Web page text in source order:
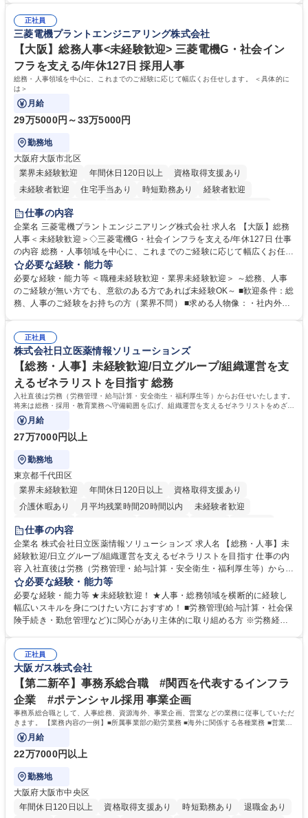
募集職種 【大阪・京都・滋賀】営業事務 ※未経験可
えて、お客様や社員の状況に合わせ、能動的なサポート、改善の動きも期
待され。組織を支えるスペシャリストとして、チームに貢献し、結果的に
社員から頼られる存在になることができます。平均19:30の退勤以降の業
務の持ち帰りも禁止されており、メリハリのある働き方となります。 学
歴・資格 学歴：大学院 大学 高専 短大 語学力： 資格：
正社員
三菱電機プラントエンジニアリング株式会社
【大阪】総務人事<未経験歓迎> 三菱電機G・社会イン
フラを支える/年休127日 採用人事
総務・人事領域を中心に、これまでのご経験に応じて幅広くお任せします。 ＜具体的に
は＞
月給
29万5000円～33万5000円
勤務地
大阪府大阪市北区
業界未経験歓迎
年間休日120日以上
資格取得支援あり
未経験者歓迎
住宅手当あり 時短勤務あり
経験者歓迎
退職金あり
駅近5分以内
土日祝休み 服装自由 寮・社宅あり 食事補助あり
仕事の内容
企業名 三菱電機プラントエンジニアリング株式会社 求人名 【大阪】総務
人事＜未経験歓迎＞◇三菱電機G・社会インフラを支える/年休127日 仕事
の内容 総務・人事領域を中心に、これまでのご経験に応じて幅広くお任せ
します。 ＜具体的には＞ ・総務/人事労務（給与・社保・勤怠管理など）
・採用・教育研修 ・福利厚生運用 など ※基本的には事務所勤務ですが、
採用や教育等の業務内容により、関西圏以外への日帰り・宿泊を伴う国内
出張もございます。 ※担当業務を持ちつつ、お互いに助け合いながら、総
必要な経験・能力等
必要な経験・能力等 ＜職種未経験歓迎・業界未経験歓迎＞ ～総務、人事
のご経験が無い方でも、意欲のある方であれば未経験OK～ ■歓迎条件：総
務、人事のご経験をお持ちの方（業界不問） ■求める人物像：・社内外の
正社員
株式会社日立医薬情報ソリューションズ
【総務・人事】未経験歓迎/日立グループ/組織運営を支
えるゼネラリストを目指す 総務
入社直後は労務（労務管理・給与計算・安全衛生・福利厚生等）からお任せいたします。
将来は総務・採用・教育業務へ守備範囲を広げ、組織運営を支えるゼネラリストをめざせ
ます。
月給
27万7000円以上
勤務地
東京都千代田区
業界未経験歓迎
年間休日120日以上
資格取得支援あり
介護休暇あり
月平均残業時間20時間以内
未経験者歓迎
住宅手当あり
育休あり
完全週休2日制 交通費支給 土日祝休み 寮・社宅あり
仕事の内容
企業名 株式会社日立医薬情報ソリューションズ 求人名 【総務・人事】未
経験歓迎/日立グループ/組織運営を支えるゼネラリストを目指す 仕事の内
容 入社直後は労務（労務管理・給与計算・安全衛生・福利厚生等）からお
任せいたします。将来は総務・採用・教育業務へ守備範囲を広げ、組織運
営を支えるゼネラリストをめざせます。 ・初期業務：労働時間管理、給与
計算、社会保険対応、福利厚生管理、安全衛生、健康経営推進等をお任せ
します。ご経験に応じて、休職者管理など、幅広く経験を積んでいただき
幅広く経験を積みたい意欲がある方に最適な環境です。 募集職種 【総
務・人事】未経験歓迎/日立グループ/組織運営を支えるゼネラリストを目
指す
必要な経験・能力等
必要な経験・能力等 ★未経験歓迎！ ★人事・総務領域を横断的に経験し
幅広いスキルを身につけたい方におすすめ！ ■労務管理(給与計算・社会保
険手続き・勤怠管理など)に関心があり主体的に取り組める方 ※労務経験
のご経験 ■労務管理（給与計算・社会保険手続き・勤怠管理など）の経験
■衛生管理者の資格をお持ちの方 学歴・資格 学歴：大学院 大学 高専 短大
専修学校 高校 語学力： 資格：
正社員
大阪ガス株式会社
【第二新卒】事務系総合職 #関西を代表するインフラ
企業 #ポテンシャル採用 事業企画
事務系総合職として、人事総務、資源海外、事業企画、営業などの業務に従事していただ
きます。 【業務内容の一例】■所属事業部の勤労業務 ■海外に関係する各種業務 ■営業部
門の企画スタッフ、ルート営業
月給
22万7000円以上
勤務地
大阪府大阪市中央区
年間休日120日以上
資格取得支援あり 時短勤務あり
退職金あり